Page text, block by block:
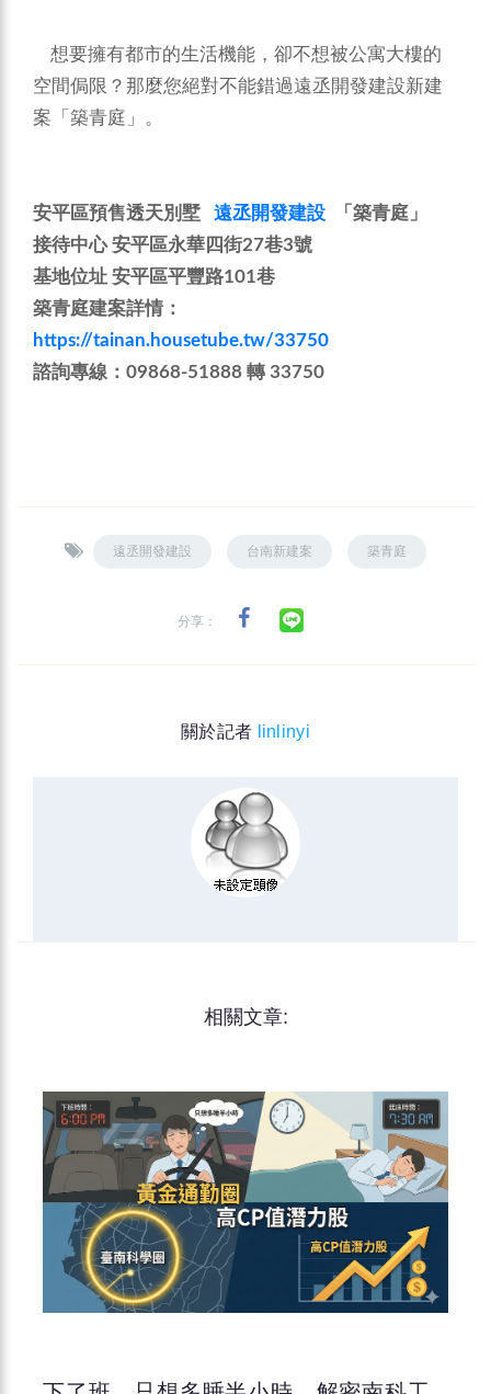
想要擁有都市的生活機能，卻不想被公寓大樓的
空間侷限？那麼您絕對不能錯過遠丞開發建設新建
案「築青庭」。
安平區預售透天別墅 遠丞開發建設
「築青庭」
接待中心 安平區永華四街27巷3號
基地位址 安平區平豐路101巷
築青庭建案詳情：
https://tainan.housetube.tw/33750
諮詢專線：09868-51888 轉 33750
遠丞開發建設 台南新建案 築青庭
分享：
關於記者 linlinyi
相關文章: